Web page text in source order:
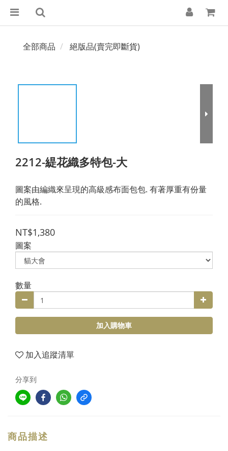
全部商品 絕版品(賣完即斷貨)
2212-緹花織多特包-大
圖案由編織來呈現的高級感布面包包. 有著厚重有份量
的風格.
NT$1,380
圖案
數量
加入購物車
加入追蹤清單
分享到
商品描述